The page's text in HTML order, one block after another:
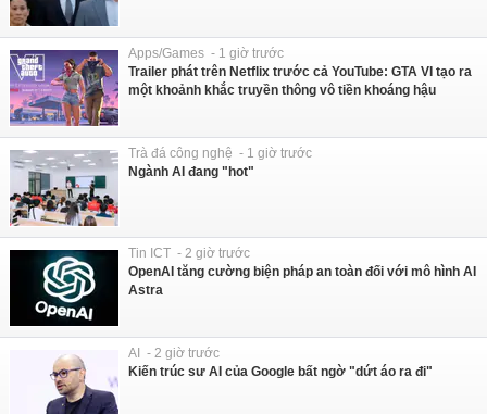
Apps/Games - 1 giờ trước
Trailer phát trên Netflix trước cả YouTube: GTA VI tạo ra
một khoảnh khắc truyền thông vô tiền khoáng hậu
Trà đá công nghệ - 1 giờ trước
Ngành AI đang "hot"
Tin ICT - 2 giờ trước
OpenAI tăng cường biện pháp an toàn đối với mô hình AI
Astra
AI - 2 giờ trước
Kiến trúc sư AI của Google bất ngờ "dứt áo ra đi"